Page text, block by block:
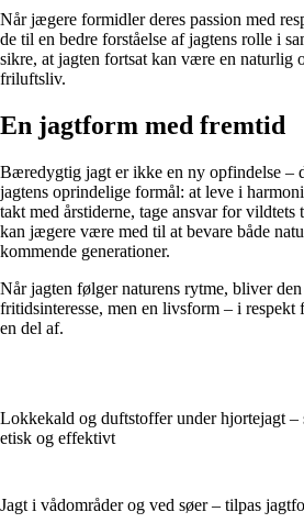
Når jægere formidler deres passion med
de til en bedre forståelse af jagtens rolle i
sikre, at jagten fortsat kan være en naturlig
friluftsliv.
En jagtform med fremtid
Bæredygtig jagt er ikke en ny opfindelse –
jagtens oprindelige formål: at leve i
takt med årstiderne, tage ansvar for
kan jægere være med til at bevare både
kommende generationer.
Når jagten følger naturens rytme, bliver
fritidsinteresse, men en livsform – i respekt
en del af.
Lokkekald og duftstoffer under hjortejagt –
etisk og effektivt
Jagt i vådområder og ved søer – tilpas